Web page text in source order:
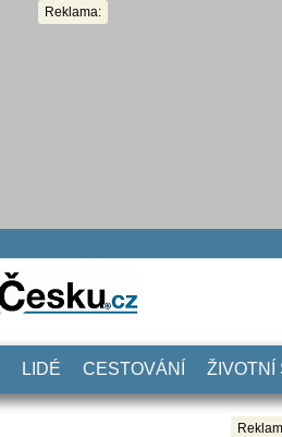
Reklama:
LIDÉ CESTOVÁNÍ ŽIVOTNÍ